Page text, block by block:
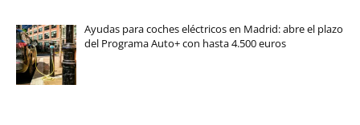
Ayudas para coches eléctricos en Madrid: abre el plazo
del Programa Auto+ con hasta 4.500 euros